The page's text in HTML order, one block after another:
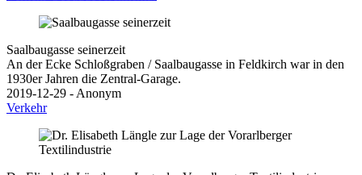
Saalbaugasse seinerzeit
An der Ecke Schloßgraben / Saalbaugasse in Feldkirch war in den
1930er Jahren die Zentral-Garage.
2019-12-29 - Anonym
Verkehr